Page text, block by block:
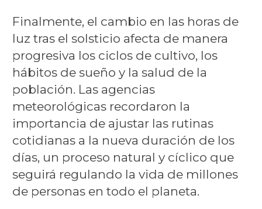
Finalmente, el cambio en las horas de
luz tras el solsticio afecta de manera
progresiva los ciclos de cultivo, los
hábitos de sueño y la salud de la
población. Las agencias
meteorológicas recordaron la
importancia de ajustar las rutinas
cotidianas a la nueva duración de los
días, un proceso natural y cíclico que
seguirá regulando la vida de millones
de personas en todo el planeta.